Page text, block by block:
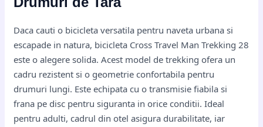
Daca cauti o bicicleta versatila pentru naveta urbana si
escapade in natura, bicicleta Cross Travel Man Trekking 28
este o alegere solida. Acest model de trekking ofera un
cadru rezistent si o geometrie confortabila pentru
drumuri lungi. Este echipata cu o transmisie fiabila si
frana pe disc pentru siguranta in orice conditii. Ideal
pentru adulti, cadrul din otel asigura durabilitate, iar